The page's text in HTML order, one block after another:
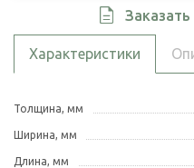
Характеристики
Толщина, мм
Ширина, мм
Длина, мм